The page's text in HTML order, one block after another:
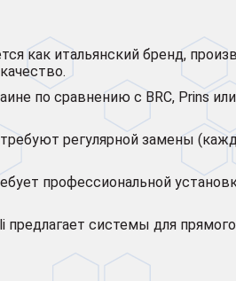
как итальянский бренд,
по сравнению с BRC, Prins
регулярной замены
профессиональной
предлагает системы для